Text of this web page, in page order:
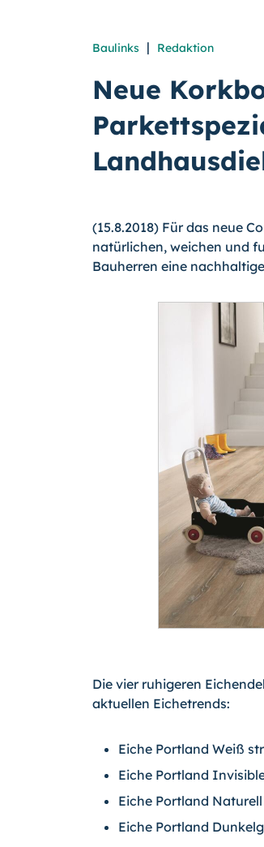
Baulinks | Redaktion
Neue
(15.8.2018) Für das neue
natürlichen, weichen und
Bauherren eine
Die vier ruhigeren
aktuellen Eichetrends:
Eiche Portland Weiß
Eiche Portland
Eiche Portland
Eiche Portland